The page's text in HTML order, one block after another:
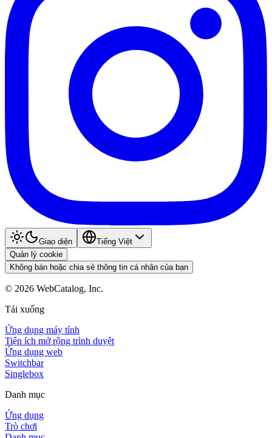
Giao diện
Tiếng Việt
Quản lý cookie
Không bán hoặc chia sẻ thông tin cá nhân của bạn
© 2026 WebCatalog, Inc.
Tải xuống
Ứng dụng máy tính
Tiện ích mở rộng trình duyệt
Ứng dụng web
Switchbar
Singlebox
Danh mục
Ứng dụng
Trò chơi